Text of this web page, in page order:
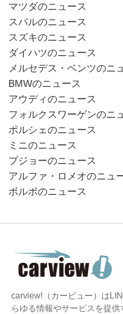
マツダのニュース
スバルのニュース
スズキのニュース
ダイハツのニュース
メルセデス・ベンツのニ
BMWのニュース
アウディのニュース
フォルクスワーゲンのニ
ポルシェのニュース
ミニのニュース
プジョーのニュース
アルファ・ロメオのニュ
ボルボのニュース
carview!（カービュー）は
らゆる情報やサービスを提